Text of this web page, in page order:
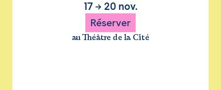
17→ 20 nov.
Réserver
au Théâtre de la Cité